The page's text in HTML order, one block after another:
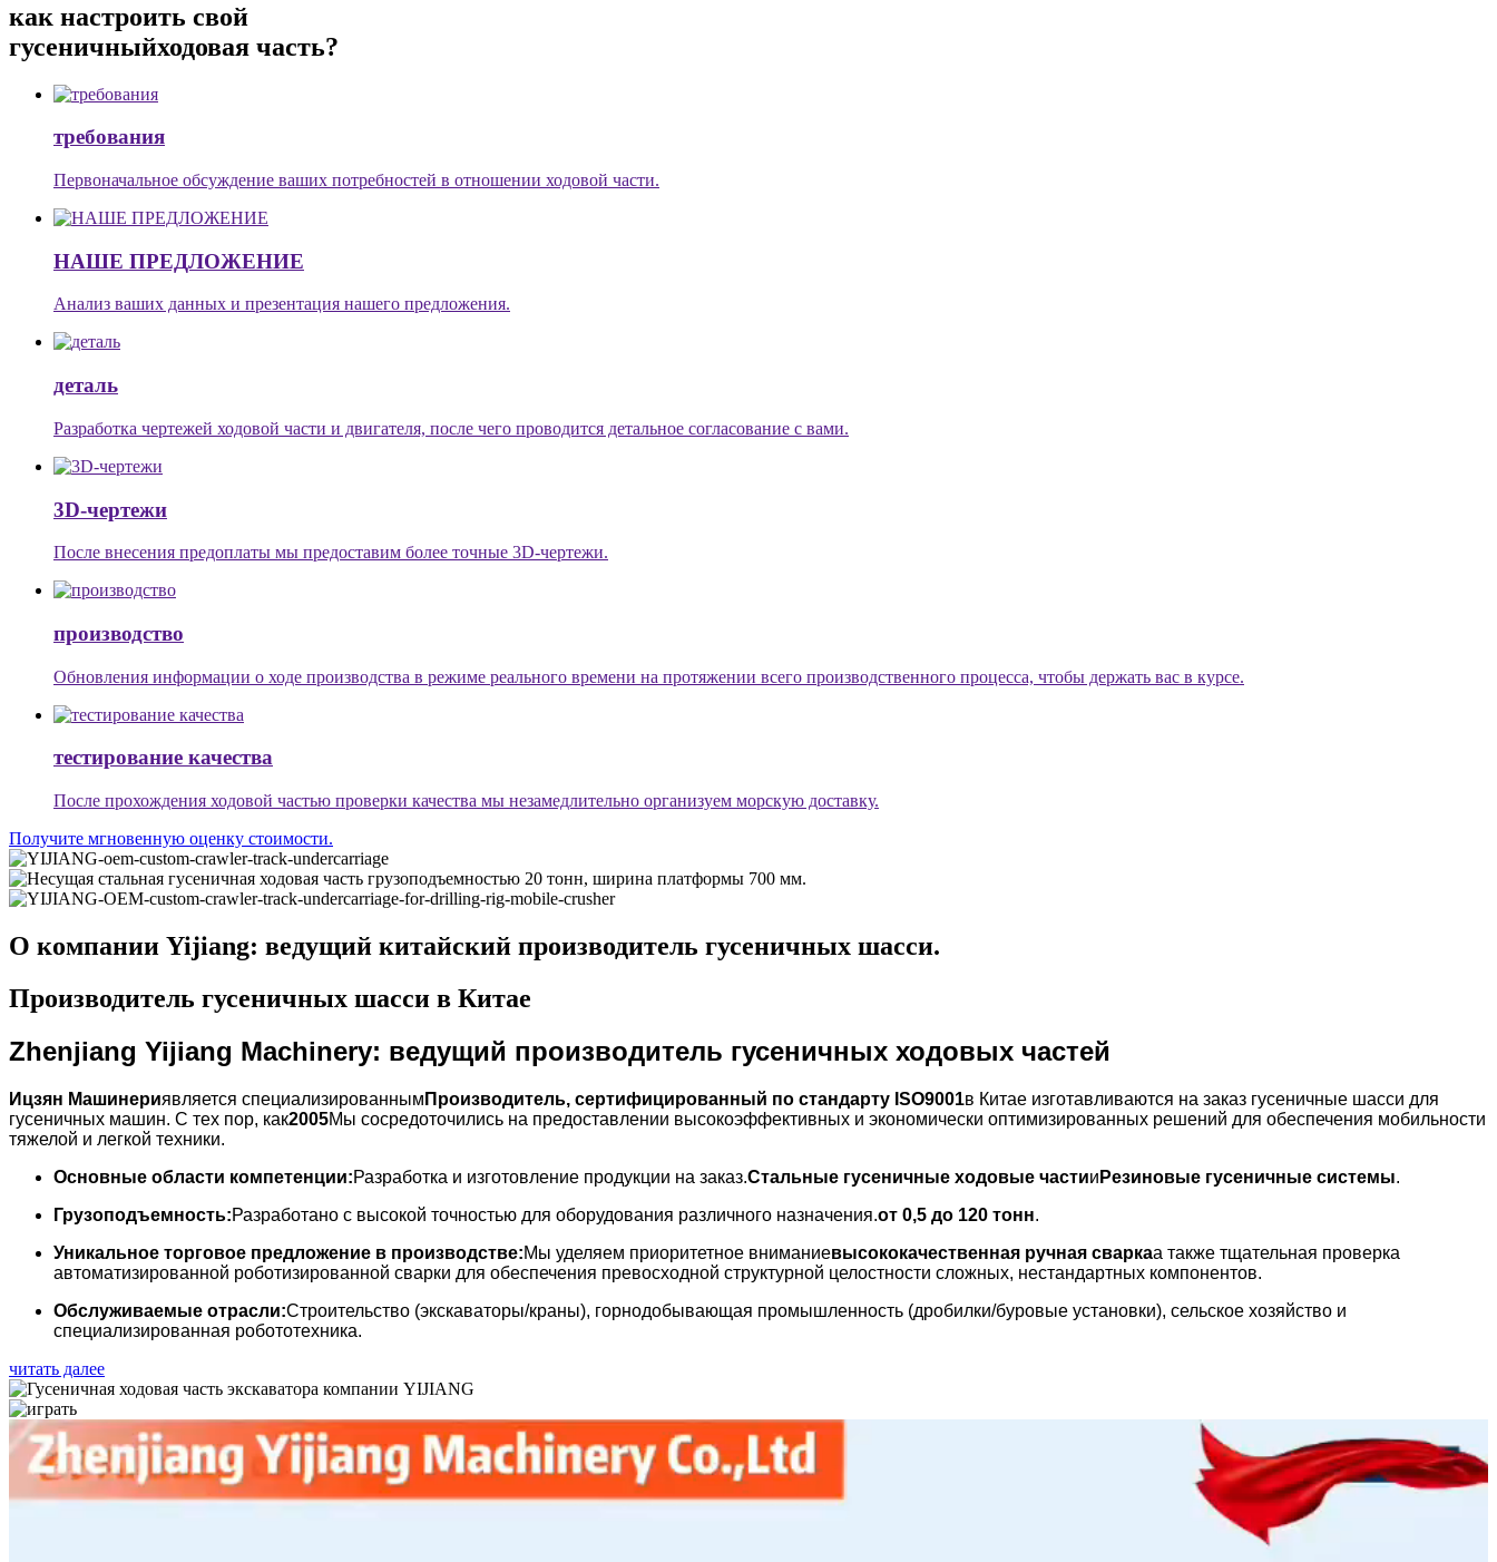
как настроить свой
гусеничныйходовая часть?
требования
Первоначальное обсуждение ваших потребностей в отношении ходовой части.
НАШЕ ПРЕДЛОЖЕНИЕ
Анализ ваших данных и презентация нашего предложения.
деталь
Разработка чертежей ходовой части и двигателя, после чего проводится детальное согласование с вами.
3D-чертежи
После внесения предоплаты мы предоставим более точные 3D-чертежи.
производство
Обновления информации о ходе производства в режиме реального времени на протяжении всего производственного процесса, чтобы держать вас в курсе.
тестирование качества
После прохождения ходовой частью проверки качества мы незамедлительно организуем морскую доставку.
Получите мгновенную оценку стоимости.
О компании Yijiang: ведущий китайский производитель гусеничных шасси.
Производитель гусеничных шасси в Китае
Zhenjiang Yijiang Machinery: ведущий производитель гусеничных ходовых частей
Ицзян Машинериявляется специализированным Производитель, сертифицированный по стандарту ISO9001в Китае изготавливаются на заказ гусеничные шасси для
гусеничных машин. С тех пор, как2005Мы сосредоточились на предоставлении высокоэффективных и экономически оптимизированных решений для обеспечения мобильности
тяжелой и легкой техники.
Основные области компетенции:Разработка и изготовление продукции на заказ.Стальные гусеничные ходовые частии Резиновые гусеничные системы.
Грузоподъемность:Разработано с высокой точностью для оборудования различного назначения.от 0,5 до 120 тонн.
Уникальное торговое предложение в производстве:Мы уделяем приоритетное вниманиевысококачественная ручная сваркаа также тщательная проверка
автоматизированной роботизированной сварки для обеспечения превосходной структурной целостности сложных, нестандартных компонентов.
Обслуживаемые отрасли:Строительство (экскаваторы/краны), горнодобывающая промышленность (дробилки/буровые установки), сельское хозяйство и
специализированная робототехника.
читать далее